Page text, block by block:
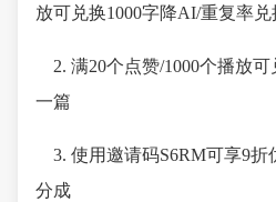
放可兑换1000字降AI/重复率兑
2. 满20个点赞/1000个播放
一篇
3. 使用邀请码S6RM可享9
分成